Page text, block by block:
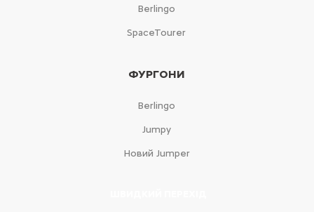
Berlingo
SpaceTourer
ФУРГОНИ
Berlingo
Jumpy
Новий Jumper